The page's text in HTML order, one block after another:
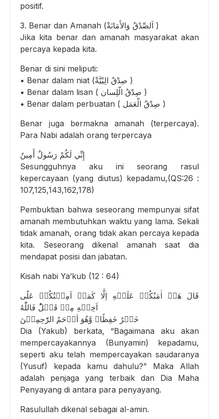
positif.
3. Benar dan Amanah (اَلصِّدْقُ وَالأَمَانَةْ )
Jika kita benar dan amanah masyarakat akan
percaya kepada kita.
Benar di sini meliputi:
• Benar dalam niat (صِدْقُ الِيْيَّةْ )
• Benar dalam lisan ( صِدْقُ الّلِسان )
• Benar dalam perbuatan ( صِدْقُ الْعَمَل )
Benar juga bermakna amanah (terpercaya).
Para Nabi adalah orang terpercaya
إِنِّي لَكُمْ رَسُولٌ أَمِينٌ
Sesungguhnya aku ini seorang rasul
kepercayaan (yang diutus) kepadamu,(QS:26 :
107,125,143,162,178)
Pembuktian bahwa seseorang mempunyai sifat
amanah membutuhkan waktu yang lama. Sekali
tidak amanah, orang tidak akan percaya kepada
kita. Seseorang dikenal amanah saat dia
mendapat posisi dan jabatan.
Kisah nabi Ya’kub (12 : 64)
قَالَ هَلۡ اٰمَنُكُمۡ عَلَيۡهِ اِلَّا كَمَاۤ اَمِنۡتُكُمۡ عَلٰٓى
اَخِيۡهِ مِنۡ قَبۡلُ‌ؕ فَاللّٰهُ
خَيۡرٌ حٰفِظًا‌ۖ وَّهُوَ اَرۡحَمُ الرّٰحِمِيۡنَ
Dia (Yakub) berkata, “Bagaimana aku akan
mempercayakannya (Bunyamin) kepadamu,
seperti aku telah mempercayakan saudaranya
(Yusuf) kepada kamu dahulu?” Maka Allah
adalah penjaga yang terbaik dan Dia Maha
Penyayang di antara para penyayang.
Rasulullah dikenal sebagai al-amin.